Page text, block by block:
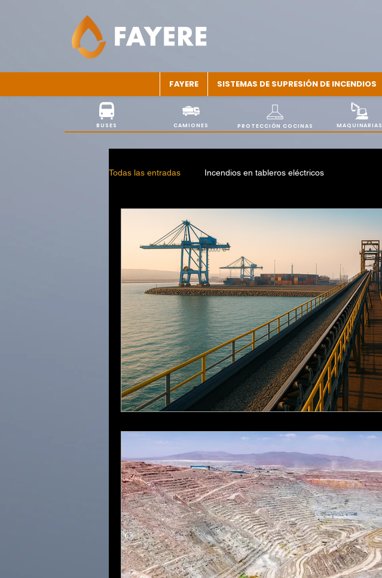
FAYERE SISTEMAS DE SUPRESIÓN DE INCENDIOS
BUSES CAMIONES PROTECCIÓN COCINAS MAQUINARIAS
Todas las entradas Incendios en tableros eléctricos